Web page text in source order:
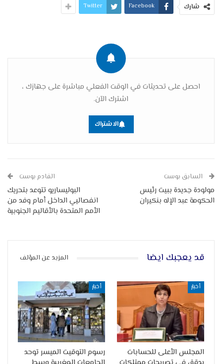
شارك Facebook
Twitter
احصل على تحديثات في الوقت الفعلي مباشرة على جهازك ،
اشترك الآن.
الاشتراك
السابق بوست
مولودة جديدة ببيت رئيس
الحكومة عبد الإله بنكيران
القادم بوست
البوليساريو تتوعد بتحريك
انفصاليي الداخل أمام وفد من
الأمم المتحدة بالأقاليم الجنوبية
قد يعجبك ايضا المزيد عن المؤلف
أخبار
المجلس الأعلى للحسابات
أخبار
رسوم التوقيت الميسر توحد